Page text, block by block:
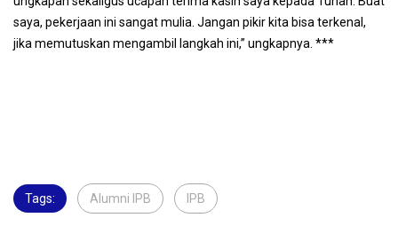
saya, pekerjaan ini sangat mulia. Jangan pikir kita bisa terkenal,
jika memutuskan mengambil langkah ini,” ungkapnya. ***
Tags: Alumni IPB IPB